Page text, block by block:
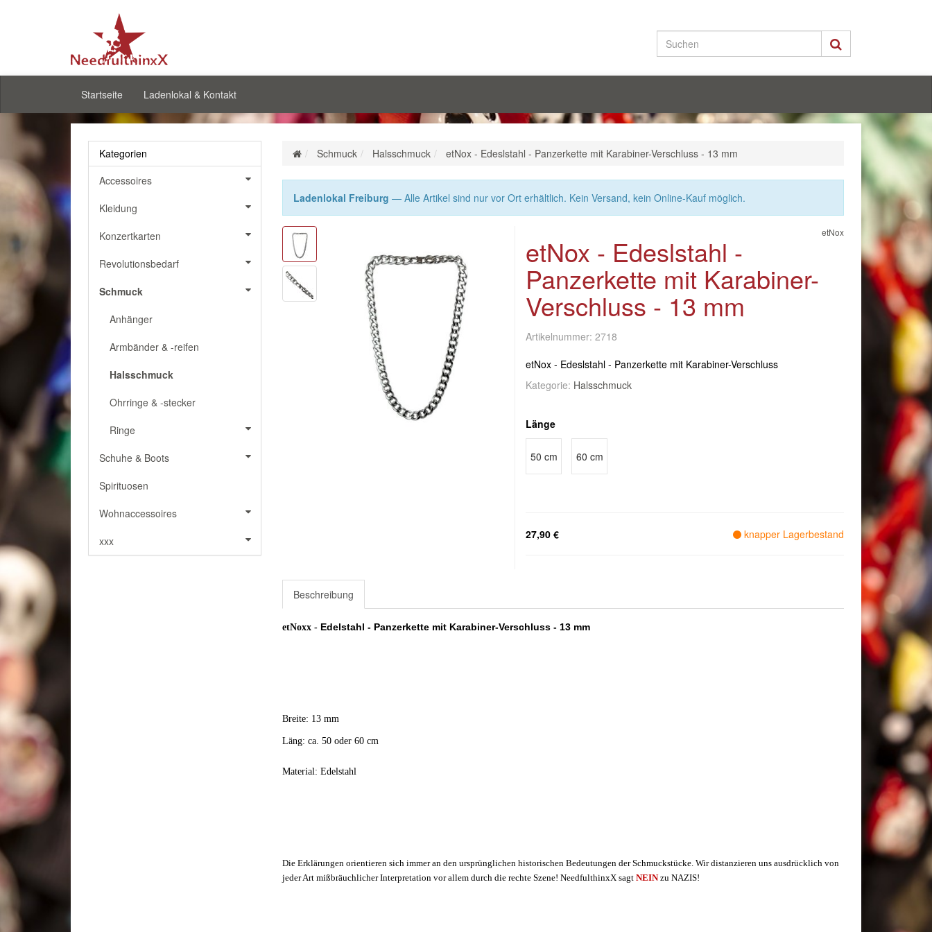
Startseite Ladenlokal & Kontakt
Schmuck Halsschmuck etNox - Edeslstahl - Panzerkette mit Karabiner-Verschluss - 13 mm
Ladenlokal Freiburg — Alle Artikel sind nur vor Ort erhältlich. Kein Versand, kein Online-Kauf möglich.
etNox
etNox - Edeslstahl -
Panzerkette mit Karabiner-
Verschluss - 13 mm
Artikelnummer: 2718
etNox - Edeslstahl - Panzerkette mit Karabiner-Verschluss
Kategorie: Halsschmuck
Länge
50 cm 60 cm
27,90 € knapper Lagerbestand
Beschreibung
etNoxx - Edelstahl - Panzerkette mit Karabiner-Verschluss - 13 mm
Breite: 13 mm
Läng: ca. 50 oder 60 cm
Material: Edelstahl
Die Erklärungen orientieren sich immer an den ursprünglichen historischen Bedeutungen der Schmuckstücke. Wir distanzieren uns ausdrücklich von
jeder Art mißbräuchlicher Interpretation vor allem durch die rechte Szene! NeedfulthinxX sagt NEINzu NAZIS!
Kategorien
Accessoires
Kleidung
Konzertkarten
Revolutionsbedarf
Schmuck
Anhänger
Armbänder & -reifen
Halsschmuck
Ohrringe & -stecker
Ringe
Schuhe & Boots
Spirituosen
Wohnaccessoires
xxx